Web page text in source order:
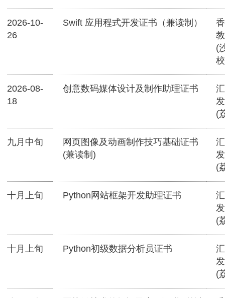
2026-10-
26
Swift 应用程式开发证书（兼读制）
(
2026-08-
18
创意数码媒体设计及制作助理证书
(
九月中旬
网页图像及动画制作技巧基础证书
(兼读制)
(
十月上旬 Python网站框架开发助理证书
(
十月上旬 Python初级数据分析员证书
(